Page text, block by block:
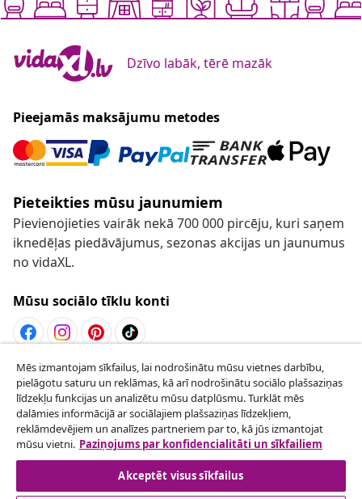
Dzīvo labāk, tērē mazāk
Pieejamās maksājumu metodes
Pieteikties mūsu jaunumiem
Pievienojieties vairāk nekā 700 000 pircēju, kuri saņem
iknedēļas piedāvājumus, sezonas akcijas un jaunumus
no vidaXL.
Mūsu sociālo tīklu konti
Atteikties no līguma
Iesniegt pieprasījumu par atteikšanos no
pasūtījuma.
Atteikties no līguma
Mēs izmantojam sīkfailus, lai nodrošinātu mūsu vietnes darbību,
pielāgotu saturu un reklāmas, kā arī nodrošinātu sociālo plašsaziņas
līdzekļu funkcijas un analizētu mūsu datplūsmu. Turklāt mēs
dalāmies informācijā ar sociālajiem plašsaziņas līdzekļiem,
reklāmdevējiem un analīzes partneriem par to, kā jūs izmantojat
mūsu vietni. Paziņojums par konfidencialitāti un sīkfailiem
Akceptēt visus sīkfailus